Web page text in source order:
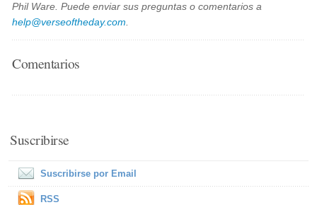
Phil Ware. Puede enviar sus preguntas o comentarios a
help@verseoftheday.com
Comentarios
Suscribirse
Suscribirse por Email
RSS